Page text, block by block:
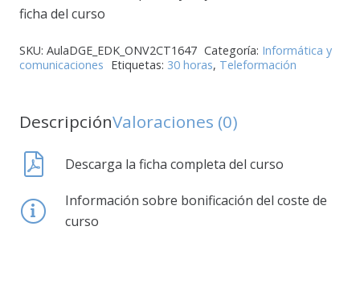
ficha del curso
SKU: AulaDGE_EDK_ONV2CT1647 Categoría: Informática y
comunicaciones Etiquetas: 30 horas, Teleformación
DescripciónValoraciones (0)
Descarga la ficha completa del curso
Información sobre bonificación del coste de
curso